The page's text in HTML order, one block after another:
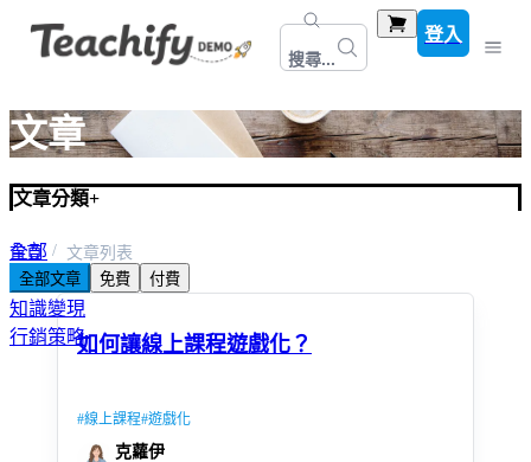
搜尋...
登入
文章
文章分類+
全部
線上課程
知識變現
行銷策略
首頁
文章列表
全部文章
免費 付費
如何讓線上課程遊戲化？
#線上課程#遊戲化
克蘿伊